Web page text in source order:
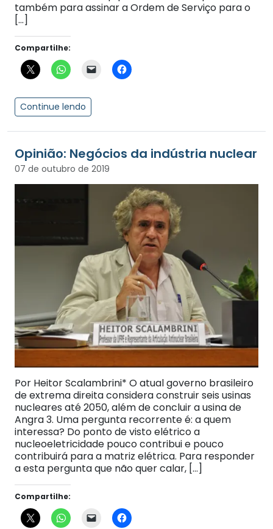
também para assinar a Ordem de Serviço para o
[…]
Compartilhe:
Continue lendo
Opinião: Negócios da indústria nuclear
07 de outubro de 2019
Por Heitor Scalambrini* O atual governo brasileiro
de extrema direita considera construir seis usinas
nucleares até 2050, além de concluir a usina de
Angra 3. Uma pergunta recorrente é: a quem
interessa? Do ponto de visto elétrico a
nucleoeletricidade pouco contribui e pouco
contribuirá para a matriz elétrica. Para responder
a esta pergunta que não quer calar, […]
Compartilhe: